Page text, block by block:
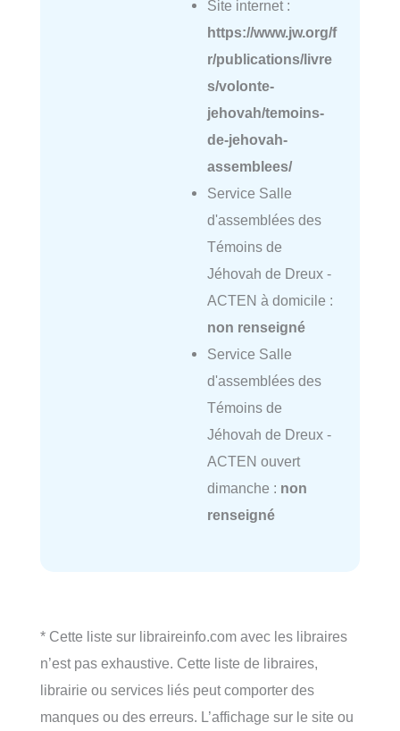
Site internet :
https://www.jw.org/f
r/publications/livre
s/volonte-
jehovah/temoins-
de-jehovah-
assemblees/
Service Salle
d'assemblées des
Témoins de
Jéhovah de Dreux -
ACTEN à domicile :
non renseigné
Service Salle
d'assemblées des
Témoins de
Jéhovah de Dreux -
ACTEN ouvert
dimanche : non
renseigné
* Cette liste sur libraireinfo.com avec les libraires
n’est pas exhaustive. Cette liste de libraires,
librairie ou services liés peut comporter des
manques ou des erreurs. L’affichage sur le site ou